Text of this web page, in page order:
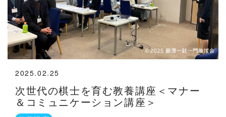
次世代の棋士を育む教養講座＜マナー
＆コミュニケーション講座＞
2025.02.25